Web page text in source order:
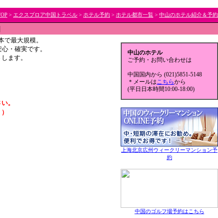
> エクスプロア中国トラベル > ホテル予約 > ホテル都市一覧 > 中山のホテル紹介＆予約
最大規模。
・確実です。
ます。
。
中山のホテル
ご予約・お問い合わせは
中国国内から (021)5851-5148
＊メールはこちらから
(平日日本時間10:00-18:00)
上海北京広州ウィークリーマンション予
約
中国のゴルフ場予約はこちら